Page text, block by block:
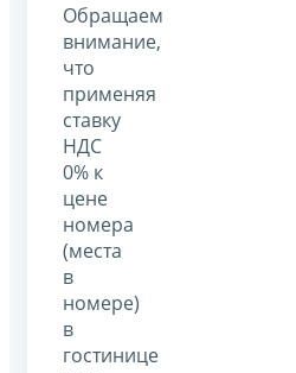
Обращаем
внимание,
что
применяя
ставку
НДС
0% к
цене
номера
(места
в
номере)
в
гостинице